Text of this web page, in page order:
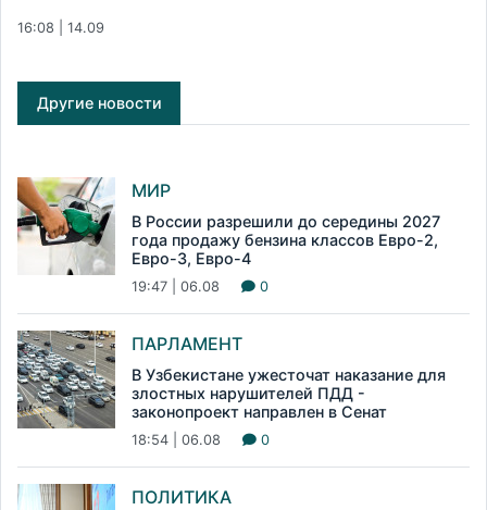
16:08 | 14.09
Другие новости
МИР
В России разрешили до середины 2027
года продажу бензина классов Евро-2,
Евро-3, Евро-4
19:47 | 06.08 0
ПАРЛАМЕНТ
В Узбекистане ужесточат наказание для
злостных нарушителей ПДД -
законопроект направлен в Сенат
18:54 | 06.08 0
ПОЛИТИКА